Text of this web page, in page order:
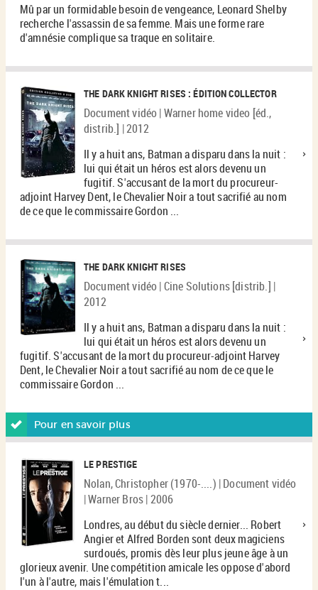
Mû par un formidable besoin de vengeance, Leonard Shelby
recherche l'assassin de sa femme. Mais une forme rare
d'amnésie complique sa traque en solitaire.
THE DARK KNIGHT RISES : ÉDITION COLLECTOR
Document vidéo | Warner home video [éd.,
distrib.] | 2012
Il y a huit ans, Batman a disparu dans la nuit :
lui qui était un héros est alors devenu un
fugitif. S'accusant de la mort du procureur-
adjoint Harvey Dent, le Chevalier Noir a tout sacrifié au nom
de ce que le commissaire Gordon ...
THE DARK KNIGHT RISES
Document vidéo | Cine Solutions [distrib.] |
2012
Il y a huit ans, Batman a disparu dans la nuit :
lui qui était un héros est alors devenu un
fugitif. S'accusant de la mort du procureur-adjoint Harvey
Dent, le Chevalier Noir a tout sacrifié au nom de ce que le
commissaire Gordon ...
Pour en savoir plus
LE PRESTIGE
Nolan, Christopher (1970-....) | Document vidéo
| Warner Bros | 2006
Londres, au début du siècle dernier... Robert
Angier et Alfred Borden sont deux magiciens
surdoués, promis dès leur plus jeune âge à un
glorieux avenir. Une compétition amicale les oppose d'abord
l'un à l'autre, mais l'émulation t...